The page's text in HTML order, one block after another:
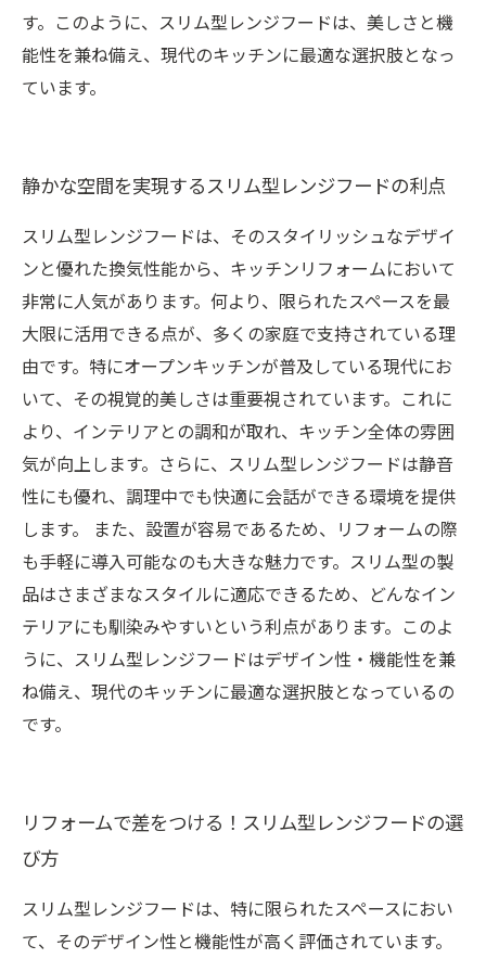
す。このように、スリム型レンジフードは、美しさと機
能性を兼ね備え、現代のキッチンに最適な選択肢となっ
ています。
静かな空間を実現するスリム型レンジフードの利点
スリム型レンジフードは、そのスタイリッシュなデザイ
ンと優れた換気性能から、キッチンリフォームにおいて
非常に人気があります。何より、限られたスペースを最
大限に活用できる点が、多くの家庭で支持されている理
由です。特にオープンキッチンが普及している現代にお
いて、その視覚的美しさは重要視されています。これに
より、インテリアとの調和が取れ、キッチン全体の雰囲
気が向上します。さらに、スリム型レンジフードは静音
性にも優れ、調理中でも快適に会話ができる環境を提供
します。 また、設置が容易であるため、リフォームの際
も手軽に導入可能なのも大きな魅力です。スリム型の製
品はさまざまなスタイルに適応できるため、どんなイン
テリアにも馴染みやすいという利点があります。このよ
うに、スリム型レンジフードはデザイン性・機能性を兼
ね備え、現代のキッチンに最適な選択肢となっているの
です。
リフォームで差をつける！スリム型レンジフードの選
び方
スリム型レンジフードは、特に限られたスペースにおい
て、そのデザイン性と機能性が高く評価されています。